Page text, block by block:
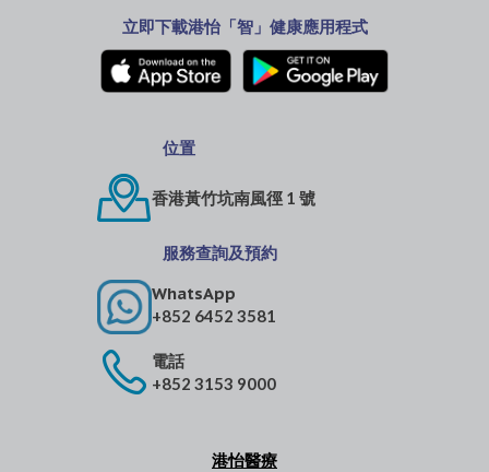
立即下載港怡「智」健康應用程式
位置
香港黃竹坑南風徑 1 號
服務查詢及預約
WhatsApp
+852 6452 3581
電話
+852 3153 9000
港怡醫療